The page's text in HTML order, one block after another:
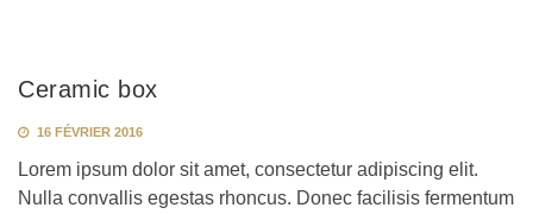
Ceramic box
16 FÉVRIER 2016
Lorem ipsum dolor sit amet, consectetur adipiscing elit.
Nulla convallis egestas rhoncus. Donec facilisis fermentum